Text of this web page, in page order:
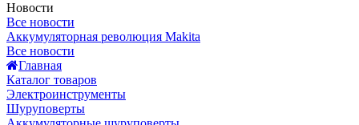
Новости
Все новости
Аккумуляторная революция Makita
Все новости
Главная
Каталог товаров
Электроинструменты
Шуруповерты